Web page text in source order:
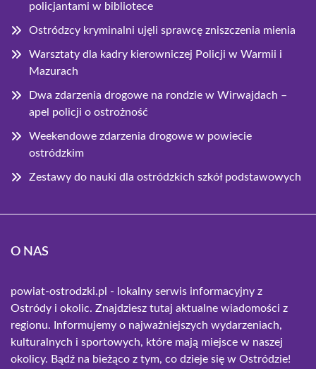
policjantami w bibliotece
Ostródzcy kryminalni ujęli sprawcę zniszczenia mienia
Warsztaty dla kadry kierowniczej Policji w Warmii i
Mazurach
Dwa zdarzenia drogowe na rondzie w Wirwajdach –
apel policji o ostrożność
Weekendowe zdarzenia drogowe w powiecie
ostródzkim
Zestawy do nauki dla ostródzkich szkół podstawowych
O NAS
powiat-ostrodzki.pl - lokalny serwis informacyjny z
Ostródy i okolic. Znajdziesz tutaj aktualne wiadomości z
regionu. Informujemy o najważniejszych wydarzeniach,
kulturalnych i sportowych, które mają miejsce w naszej
okolicy. Bądź na bieżąco z tym, co dzieje się w Ostródzie!